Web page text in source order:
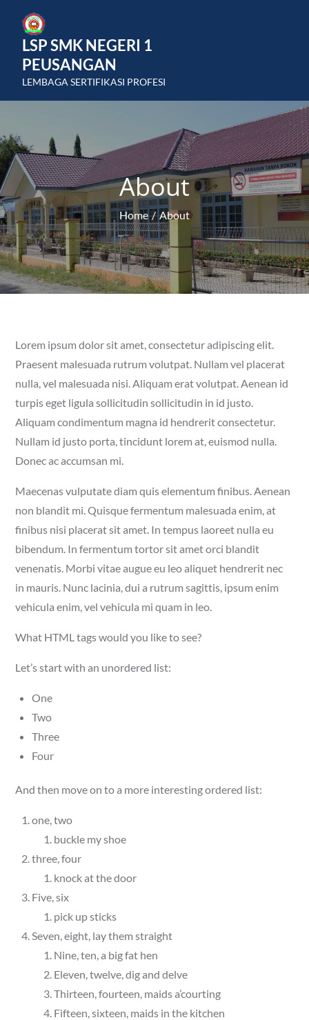
contentLSP SMK NEGERI 1
PEUSANGAN
LEMBAGA SERTIFIKASI PROFESI
About
Home About
Lorem ipsum dolor sit amet, consectetur adipiscing elit.
Praesent malesuada rutrum volutpat. Nullam vel placerat
nulla, vel malesuada nisi. Aliquam erat volutpat. Aenean id
turpis eget ligula sollicitudin sollicitudin in id justo.
Aliquam condimentum magna id hendrerit consectetur.
Nullam id justo porta, tincidunt lorem at, euismod nulla.
Donec ac accumsan mi.
Maecenas vulputate diam quis elementum finibus. Aenean
non blandit mi. Quisque fermentum malesuada enim, at
finibus nisi placerat sit amet. In tempus laoreet nulla eu
bibendum. In fermentum tortor sit amet orci blandit
venenatis. Morbi vitae augue eu leo aliquet hendrerit nec
in mauris. Nunc lacinia, dui a rutrum sagittis, ipsum enim
vehicula enim, vel vehicula mi quam in leo.
What HTML tags would you like to see?
Let’s start with an unordered list:
One
Two
Three
Four
And then move on to a more interesting ordered list:
one, two
buckle my shoe
three, four
knock at the door
Five, six
pick up sticks
Seven, eight, lay them straight
Nine, ten, a big fat hen
Eleven, twelve, dig and delve
Thirteen, fourteen, maids a’courting
Fifteen, sixteen, maids in the kitchen